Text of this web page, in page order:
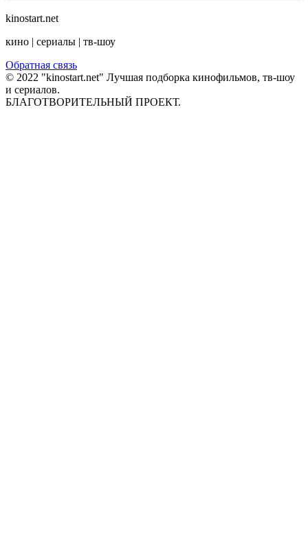
kinostart.net
кино | сериалы | тв-шоу
Обратная связь
© 2022 "kinostart.net" Лучшая подборка кинофильмов, тв-шоу
и сериалов.
БЛАГОТВОРИТЕЛЬНЫЙ ПРОЕКТ.